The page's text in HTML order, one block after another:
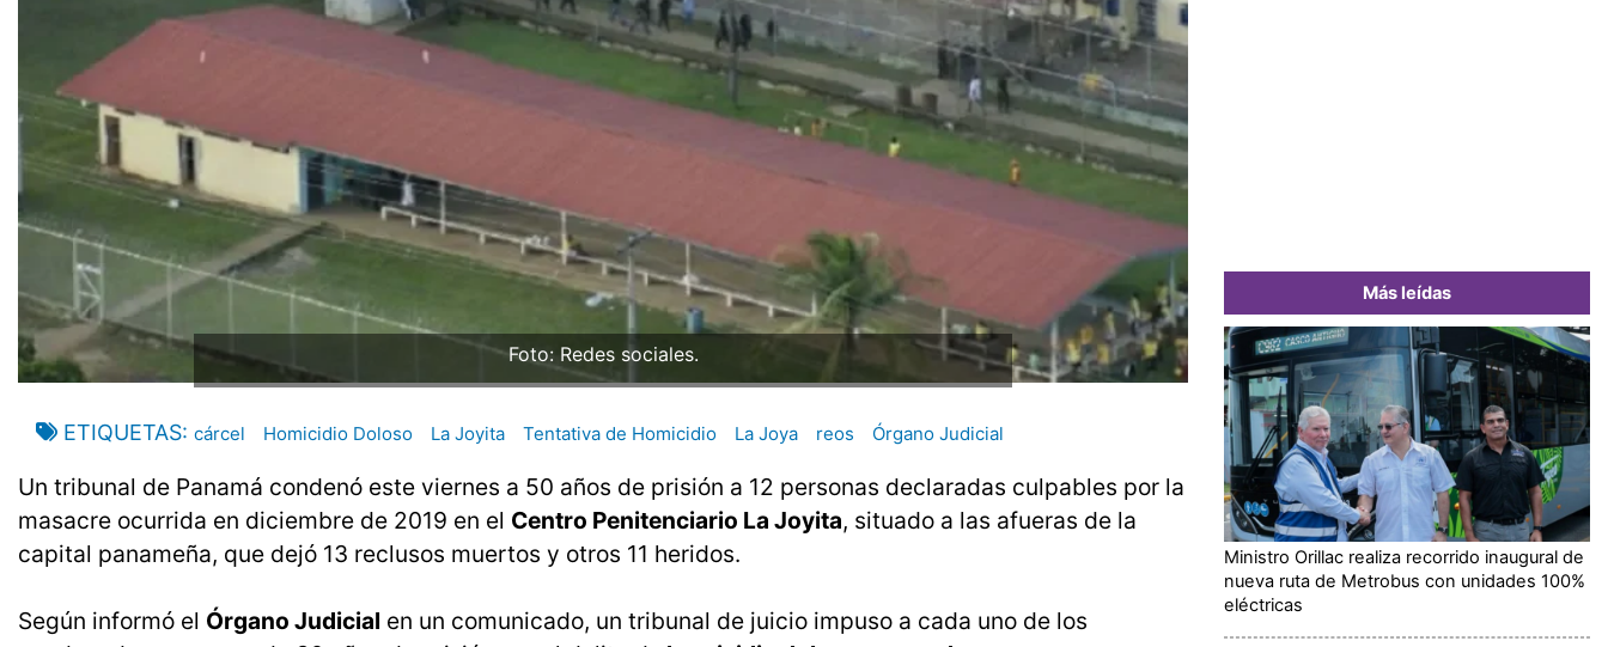
Foto: Redes sociales.
ETIQUETAS cárcel Homicidio Doloso La Joyita Tentativa de Homicidio La Joya reos Órgano Judicial
Un tribunal de Panamá condenó este viernes a 50 años de prisión a 12 personas declaradas culpables por la
masacre ocurrida en diciembre de 2019 en el Centro Penitenciario La Joyita, situado a las afueras de la
capital panameña, que dejó 13 reclusos muertos y otros 11 heridos.
Según informó el Órgano Judicial en un comunicado, un tribunal de juicio impuso a cada uno de los
Más leídas
Ministro Orillac realiza recorrido inaugural de
nueva ruta de Metrobus con unidades 100%
eléctricas